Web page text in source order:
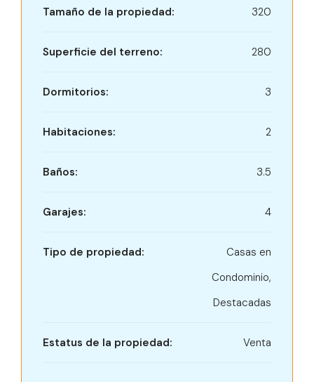
Tamaño de la propiedad: 320
Superficie del terreno: 280
Dormitorios: 3
Habitaciones: 2
Baños: 3.5
Garajes: 4
Tipo de propiedad:
Casas en
Condominio,
Destacadas
Estatus de la propiedad: Venta